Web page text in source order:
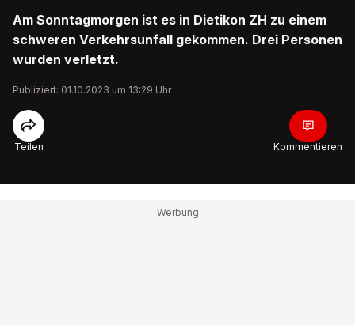
Am Sonntagmorgen ist es in Dietikon ZH zu einem
schweren Verkehrsunfall gekommen. Drei Personen
wurden verletzt.
Publiziert: 01.10.2023 um 13:29 Uhr
Teilen Kommentieren